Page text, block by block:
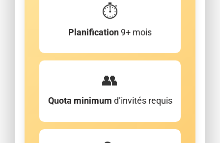
⏱️
Planification 9+ mois
👥
Quota minimum d’invités requis